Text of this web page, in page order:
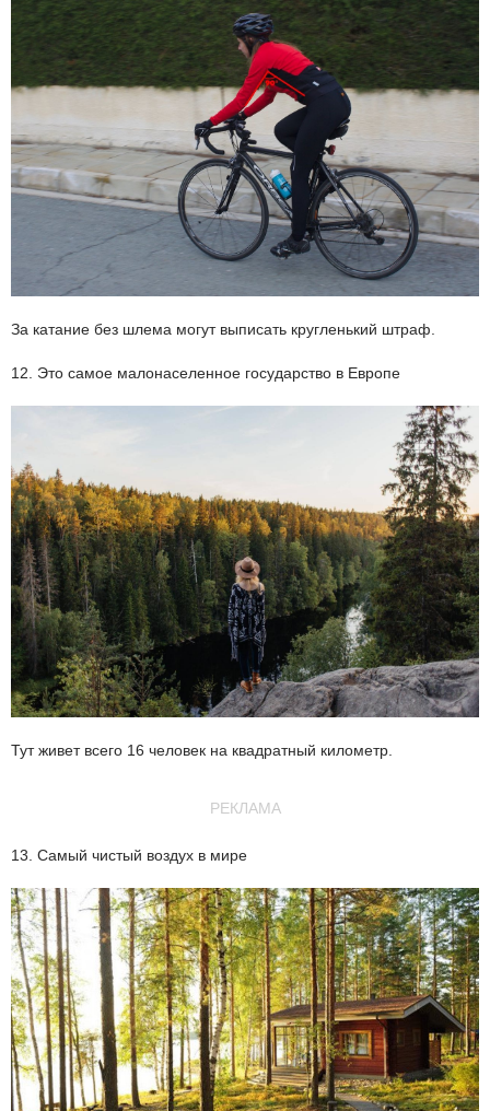
За катание без шлема могут выписать кругленький штраф.
12. Это самое малонаселенное государство в Европе
Тут живет всего 16 человек на квадратный километр.
РЕКЛАМА
13. Самый чистый воздух в мире